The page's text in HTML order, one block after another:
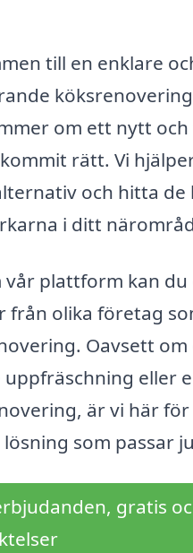
till en enklare
om ett nytt
rätt. Vi
och hitta de
i ditt
vår plattform kan
från olika företag
Oavsett
eller
är vi här
som passar
gratis